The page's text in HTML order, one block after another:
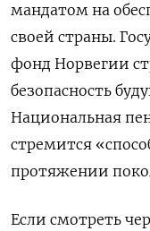
мандатом на
своей страны.
фонд Норвегии
безопасность
Национальная
стремится
протяжении
Если смотреть